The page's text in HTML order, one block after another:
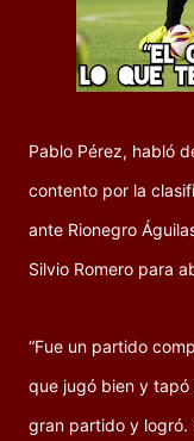
Pablo Pérez, habló
contento por la
ante Rionegro
Silvio Romero para
“Fue un partido
que jugó bien y tapó
gran partido y logró.